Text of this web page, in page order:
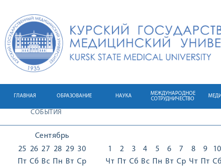
ГЛАВНАЯ ОБРАЗОВАНИЕ НАУКА
МЕЖДУНАРОДНОЕ
СОТРУДНИЧЕСТВО
СОБЫТИЯ
Сентябрь
25
Пт
26
Сб
27
Вс
28
Пн
29
Вт
30
Ср
1
Чт
2
Пт
3
Сб
4
Вс
5
Пн
6
Вт
7
Ср
8
Чт
9
Пт
10
Сб